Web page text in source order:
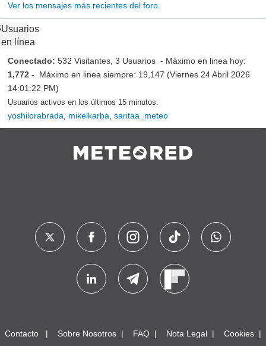
Ver los mensajes más recientes del foro.
Usuarios
en línea
Conectado: 532 Visitantes, 3 Usuarios - Máximo en linea hoy:
1,772 - Máximo en linea siempre: 19,147 (Viernes 24 Abril 2026
14:01:22 PM)
Usuarios activos en los últimos 15 minutos:
yoshilorabrada mikelkarba saritaa_meteo
Contacto Sobre Nosotros FAQ Nota Legal Cookies